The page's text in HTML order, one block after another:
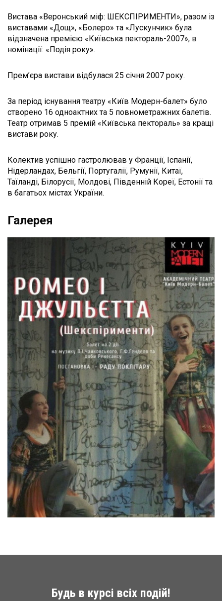
Вистава «Веронський міф: ШЕКСПІРИМЕНТИ», разом із
виставами «Дощ», «Болеро» та «Лускунчик» була
відзначена премією «Київська пектораль-2007», в
номінації: «Подія року».
Прем’єра вистави відбулася 25 січня 2007 року.
За період існування театру «Київ Модерн-балет» було
створено 16 одноактних та 5 повнометражних балетів.
Театр отримав 5 премій «Київська пектораль» за кращі
вистави року.
Колектив успішно гастролював у Франції, Іспанії,
Нідерландах, Бельгії, Португалії, Румунії, Китаї,
Таїланді, Білорусії, Молдові, Південній Кореї, Естонії та
в багатьох містах України.
Галерея
Будь в курсі всіх подій!